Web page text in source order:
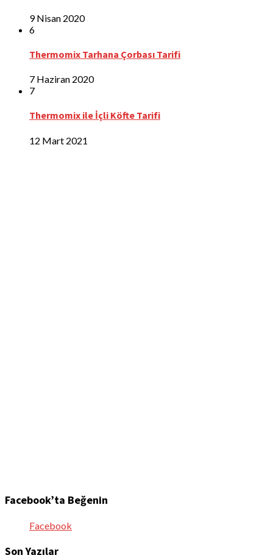
9 Nisan 2020
6
Thermomix Tarhana Çorbası Tarifi
7 Haziran 2020
7
Thermomix ile İçli Köfte Tarifi
12 Mart 2021
Facebook’ta Beğenin
Facebook
Son Yazılar